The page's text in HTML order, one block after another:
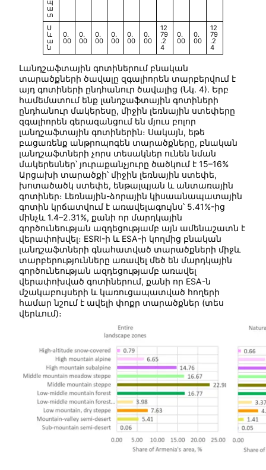
պ
ա
տ
Ս
և
ա
ն
0.
00
0.
00
0.
00
0.
00
0.
00
0.
00
12
79
.2
4
0.
00
0.
00
12
79
.2
4
Լանդշաֆտային գոտիներում բնական
տարածքների ծավալը զգալիորեն տարբերվում է
այդ գոտիների ընդհանուր ծավալից (Նկ. 4). Երբ
համեմատում ենք լանդշաֆտային գոտիների
ընդհանուր մակերեսը, միջին լեռնային ստեփերը
զգալիորեն գերազանցում են մյուս բոլոր
լանդշաֆտային գոտիներին։ Սակայն, եթե
բացառենք անթրոպոգեն տարածքները, բնական
լանդշաֆտների չորս տեսակներ ունեն նման
մակերեսներ՝ յուրաքանչյուրը ծածկում է 15–16%
Արցախի տարածքի՝ միջին լեռնային ստեփե,
խոտածածկ ստեփե, ենթալպյան և անտառային
գոտիներ։ Լեռնային-ձորային կիսաանապատային
գոտին կրճատվում է առավելագույնս՝ 5.41%-ից
մինչև 1.4–2.31%, քանի որ մարդկային
գործունեության ազդեցությամբ այն ամենաշատն է
վերափոխվել։ ESRI-ի և ESA-ի կողմից բնական
լանդշաֆտների գնահատված տարածքների միջև
տարբերությունները առավել մեծ են մարդկային
գործունեության ազդեցությամբ առավել
վերափոխված գոտիներում, քանի որ ESA-ն
մշակաբույսերի և կառուցապատված հողերի
համար նշում է ավելի փոքր տարածքներ (տես
վերևում)։